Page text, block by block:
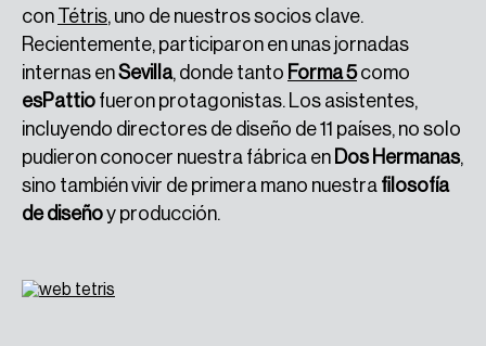
con Tétris, uno de nuestros socios clave.
Recientemente, participaron en unas jornadas
internas enSevilla, donde tanto Forma 5como
esPattio fueron protagonistas. Los asistentes,
incluyendo directores de diseño de 11 países, no solo
pudieron conocer nuestra fábrica en Dos Hermanas,
sino también vivir de primera mano nuestra filosofía
de diseñoy producción.